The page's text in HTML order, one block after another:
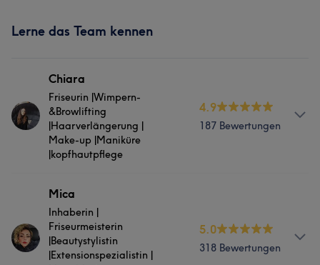
Lerne das Team kennen
Chiara
Friseurin |Wimpern-
&Browlifting
|Haarverlängerung |
Make-up |Maniküre
|kopfhautpflege
4.9
187 Bewertungen
Chiara ist seit 2020 Teil unseres Teams und bringt
internationale Erfahrung aus Italien und Spanien mit. Sie
ist leidenschaftliche Friseurin und spezialisiert auf
Mica
Inhaberin |
Friseurmeisterin
|Beautystylistin
|Extensionspezialistin |
5.0
318 Bewertungen